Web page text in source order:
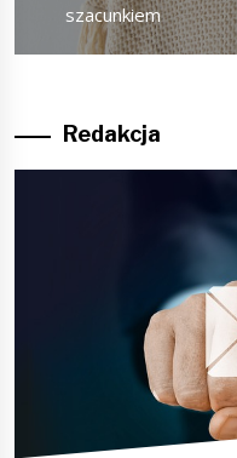
post:
szacunkiem
Redakcja